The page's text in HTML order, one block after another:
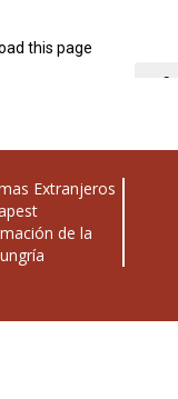
Extranjeros
de la